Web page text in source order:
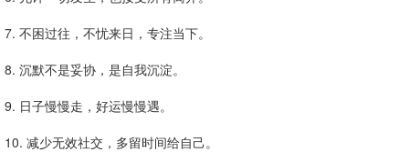
7. 不困过往，不忧来日，专注当下。
8. 沉默不是妥协，是自我沉淀。
9. 日子慢慢走，好运慢慢遇。
10. 减少无效社交，多留时间给自己。